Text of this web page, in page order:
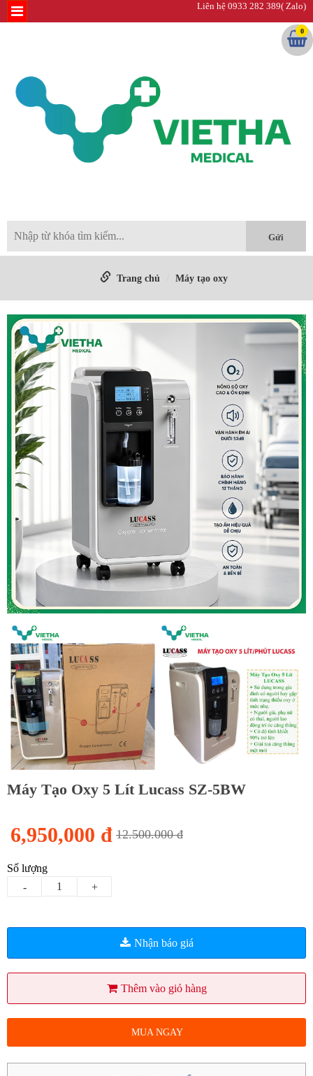
Liên hệ 0933 282 389( Zalo)
0
Trang chủ Máy tạo oxy
Máy Tạo Oxy 5 Lít Lucass SZ-5BW
6,950,000 đ 12.500.000 đ
Số lượng
-
+
Nhận báo giá
Thêm vào giỏ hàng
MUA NGAY